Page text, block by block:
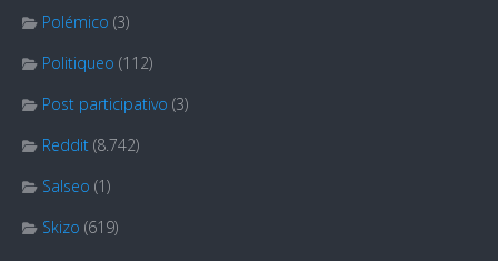
Polémico (3)
Politiqueo (112)
Post participativo (3)
Reddit (8.742)
Salseo (1)
Skizo (619)